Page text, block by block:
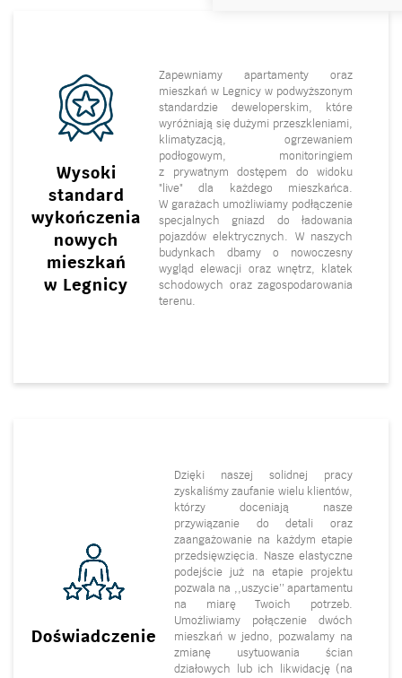
Wysoki
standard
wykończenia
nowych
mieszkań
w Legnicy
Zapewniamy apartamenty oraz
mieszkań w Legnicy w podwyższonym
standardzie deweloperskim, które
wyróżniają się dużymi przeszkleniami,
klimatyzacją, ogrzewaniem
podłogowym, monitoringiem
z prywatnym dostępem do widoku
"live" dla każdego mieszkańca.
W garażach umożliwiamy podłączenie
specjalnych gniazd do ładowania
pojazdów elektrycznych. W naszych
budynkach dbamy o nowoczesny
wygląd elewacji oraz wnętrz, klatek
schodowych oraz zagospodarowania
terenu.
Doświadczenie
Dzięki naszej solidnej pracy
zyskaliśmy zaufanie wielu klientów,
którzy doceniają nasze
przywiązanie do detali oraz
zaangażowanie na każdym etapie
przedsięwzięcia. Nasze elastyczne
podejście już na etapie projektu
pozwala na ,,uszycie’’ apartamentu
na miarę Twoich potrzeb.
Umożliwiamy połączenie dwóch
mieszkań w jedno, pozwalamy na
zmianę usytuowania ścian
działowych lub ich likwidację (na